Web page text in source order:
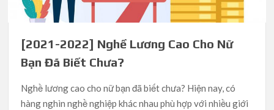
[2021-2022] Nghề Lương Cao Cho Nữ
Bạn Đã Biết Chưa?
Nghề lương cao cho nữ bạn đã biết chưa? Hiện nay, có
hàng nghìn nghề nghiệp khác nhau phù hợp với nhiều giới